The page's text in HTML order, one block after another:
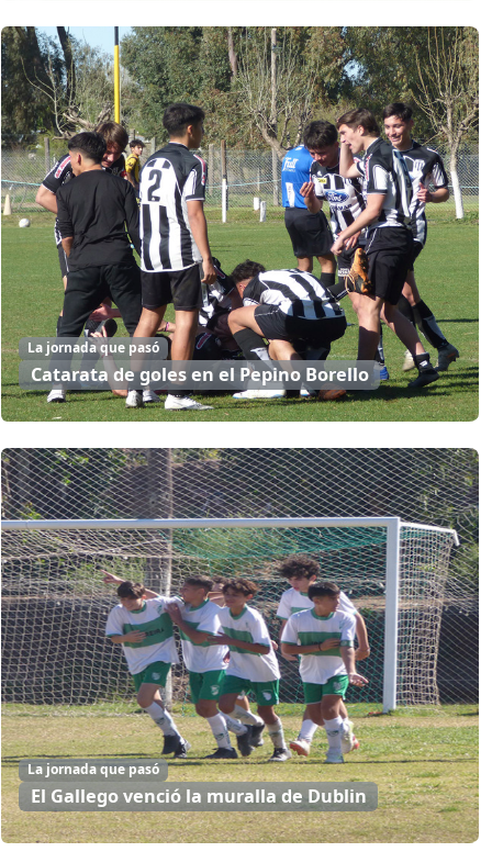
La jornada que pasó
Catarata de goles en el Pepino Borello
La jornada que pasó
El Gallego venció la muralla de Dublin